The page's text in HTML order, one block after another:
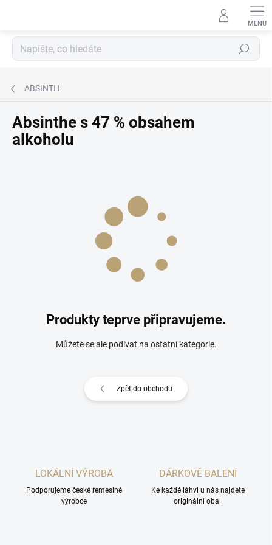
Hledat
ABSINTH
Absinthe s 47 % obsahem
alkoholu
Produkty teprve připravujeme.
Můžete se ale podívat na ostatní kategorie.
Zpět do obchodu
LOKÁLNÍ VÝROBA
Podporujeme české řemeslné
výrobce
DÁRKOVÉ BALENÍ
Ke každé láhvi u nás najdete
originální obal.